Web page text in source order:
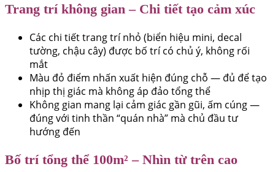
Trang trí không gian – Chi tiết tạo cảm xúc
Các chi tiết trang trí nhỏ (biển hiệu mini, decal
tường, chậu cây) được bố trí có chủ ý, không rối
mắt
Màu đỏ điểm nhấn xuất hiện đúng chỗ — đủ để tạo
nhịp thị giác mà không áp đảo tổng thể
Không gian mang lại cảm giác gần gũi, ấm cúng —
đúng với tinh thần “quán nhà” mà chủ đầu tư
hướng đến
Bố trí tổng thể 100m² – Nhìn từ trên cao